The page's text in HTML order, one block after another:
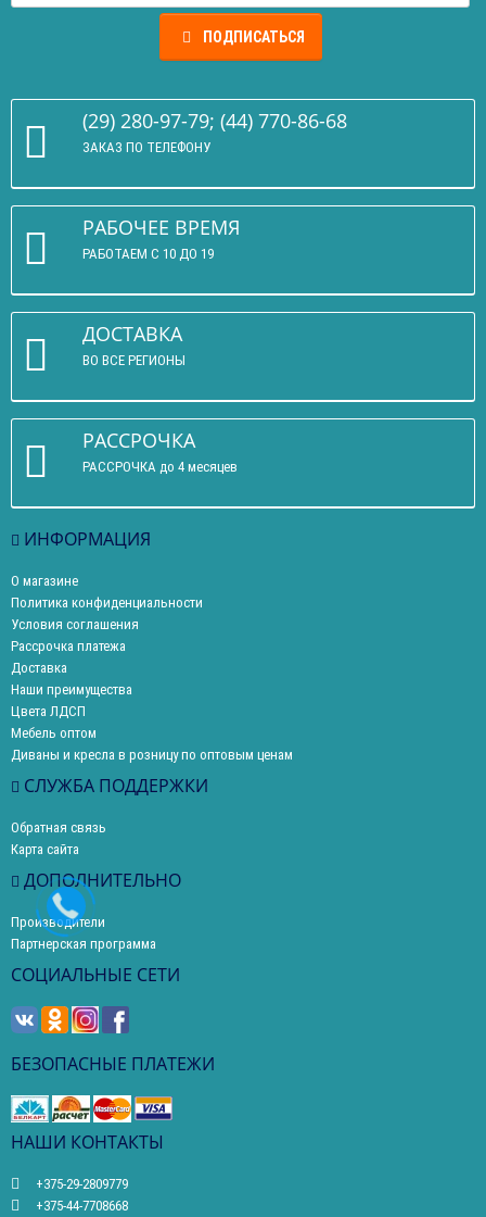
ПОДПИСАТЬСЯ
(29) 280-97-79; (44) 770-86-68
ЗАКАЗ ПО ТЕЛЕФОНУ
РАБОЧЕЕ ВРЕМЯ
РАБОТАЕМ С 10 ДО 19
ДОСТАВКА
ВО ВСЕ РЕГИОНЫ
РАССРОЧКА
РАССРОЧКА до 4 месяцев
ИНФОРМАЦИЯ
О магазине
Политика конфиденциальности
Условия соглашения
Рассрочка платежа
Доставка
Наши преимущества
Цвета ЛДСП
Мебель оптом
Диваны и кресла в розницу по оптовым ценам
СЛУЖБА ПОДДЕРЖКИ
Обратная связь
Карта сайта
ДОПОЛНИТЕЛЬНО
Производители
Партнерская программа
СОЦИАЛЬНЫЕ СЕТИ
БЕЗОПАСНЫЕ ПЛАТЕЖИ
НАШИ КОНТАКТЫ
+375-29-2809779
+375-44-7708668